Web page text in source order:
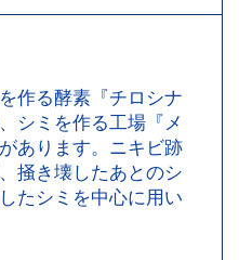
作る酵素『チロシナ
シミを作る工場『メ
あります。ニキビ跡
掻き壊したあとのシ
たシミを中心に用い